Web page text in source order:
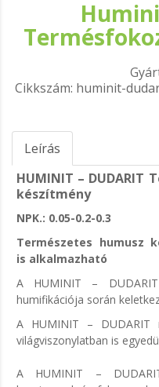
Cikkszám: huminit-
Leírás
HUMINIT –
készítmény
NPK.: 0.05-0.2-0.3
Természetes humusz
is alkalmazható
A HUMINIT –
humifikációja során
A HUMINIT – DUDARIT
világviszonylatban is
A HUMINIT –